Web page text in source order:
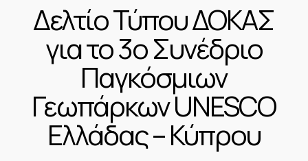
Δελτίο Τύπου ΔΟΚΑΣ
για το 3ο Συνέδριο
Παγκόσμιων
Γεωπάρκων UNESCO
Ελλάδας – Κύπρου